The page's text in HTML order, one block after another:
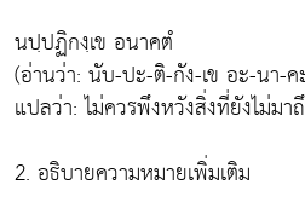
นปฺปฏิกงฺเข อนาคตํ
(อ่านว่า: นับ-ปะ-ติ-กัง-เข อะ-นา-ค
แปลว่า: ไม่ควรพึงหวังสิ่งที่ยังไม่มา
2. อธิบายความหมายเพิ่มเติม